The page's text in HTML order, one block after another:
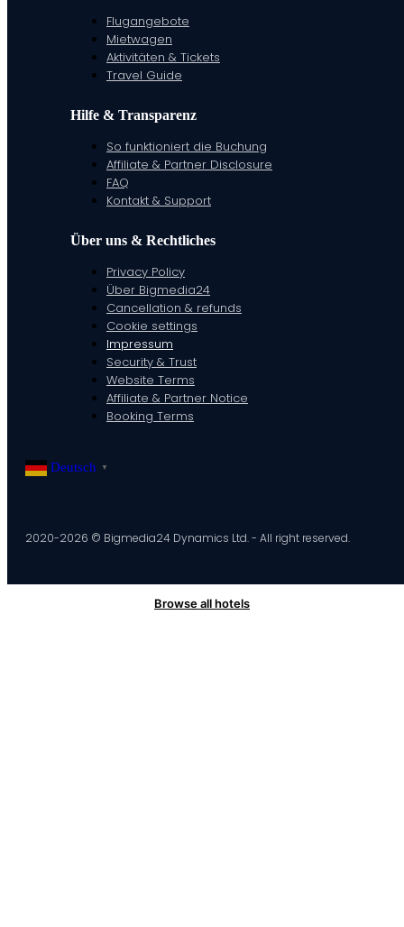
Flugangebote
Mietwagen
Aktivitäten & Tickets
Travel Guide
Hilfe & Transparenz
So funktioniert die Buchung
Affiliate & Partner Disclosure
FAQ
Kontakt & Support
Über uns & Rechtliches
Privacy Policy
Über Bigmedia24
Cancellation & refunds
Cookie settings
Impressum
Security & Trust
Website Terms
Affiliate & Partner Notice
Booking Terms
Deutsch ▼
2020-2026 © Bigmedia24 Dynamics Ltd. - All right reserved.
Browse all hotels